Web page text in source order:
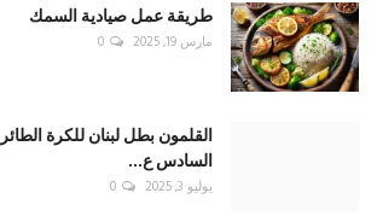
طريقة عمل صيادية السمك
مارس 19, 2025 0
القلمون بطل لبنان للكرة
السادس ع...
يوليو 3, 2025 0